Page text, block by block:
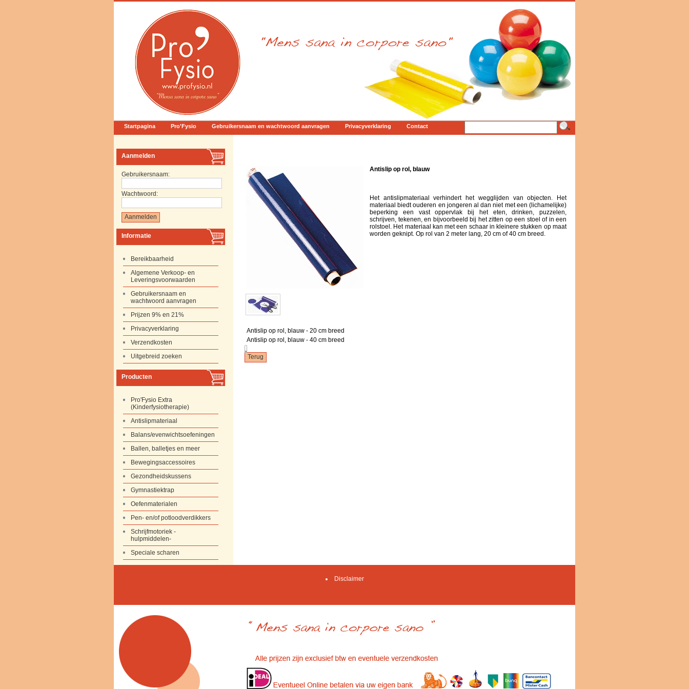
Startpagina Pro'Fysio Gebruikersnaam en wachtwoord aanvragen Privacyverklaring Contact
Aanmelden
Gebruikersnaam:
Wachtwoord:
Informatie
Bereikbaarheid
Algemene Verkoop- en
Leveringsvoorwaarden
Gebruikersnaam en
wachtwoord aanvragen
Prijzen 9% en 21%
Privacyverklaring
Verzendkosten
Uitgebreid zoeken
Producten
Pro'Fysio Extra
(Kinderfysiotherapie)
Antislipmateriaal
Balans/evenwichtsoefeningen
Ballen, balletjes en meer
Bewegingsaccessoires
Gezondheidskussens
Gymnastiektrap
Oefenmaterialen
Pen- en/of potloodverdikkers
Schrijfmotoriek -
hulpmiddelen-
Speciale scharen
Antislip op rol, blauw
Het antislipmateriaal verhindert het wegglijden van objecten. Het
materiaal biedt ouderen en jongeren al dan niet met een (lichamelijke)
beperking een vast oppervlak bij het eten, drinken, puzzelen,
schrijven, tekenen, en bijvoorbeeld bij het zitten op een stoel of in een
rolstoel. Het materiaal kan met een schaar in kleinere stukken op maat
worden geknipt. Op rol van 2 meter lang, 20 cm of 40 cm breed.
Antislip op rol, blauw - 20 cm breed
Antislip op rol, blauw - 40 cm breed
.
Disclaimer